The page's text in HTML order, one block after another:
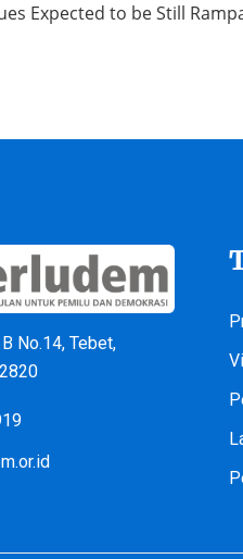
Expected to be Still
No.14, Tebet,